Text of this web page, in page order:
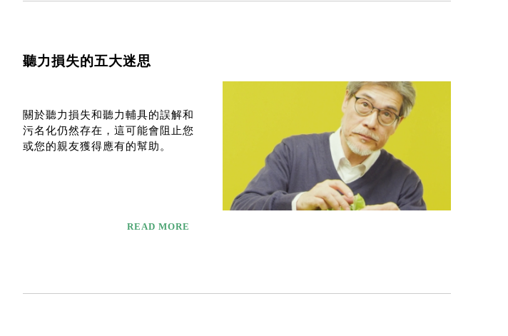
聽力損失的五大迷思
關於聽力損失和聽力輔具的誤解和
污名化仍然存在，這可能會阻止您
或您的親友獲得應有的幫助。
READ MORE